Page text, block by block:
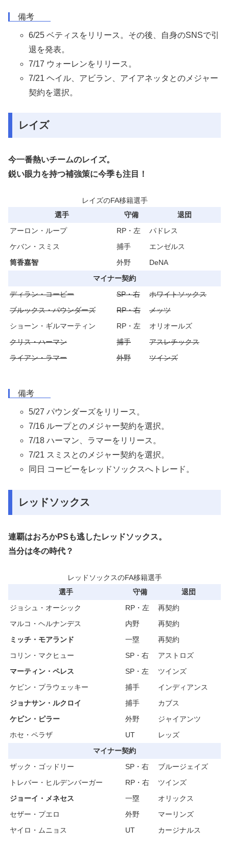
備考
6/25 ベティスをリリース。その後、自身のSNSで引
退を発表。
7/17 ウォーレンをリリース。
7/21 ヘイル、アビラン、アイアネッタとのメジャー
契約を選択。
レイズ
今一番熱いチームのレイズ。
鋭い眼力を持つ補強策に今季も注目！
レイズのFA移籍選手
選手
守備
退団
アーロン・ループ
RP・左
パドレス
ケバン・スミス
捕手
エンゼルス
筒香嘉智
外野
DeNA
マイナー契約
ディラン・コービー
SP・右
ホワイトソックス
ブルックス・パウンダーズ
RP・右
メッツ
ショーン・ギルマーティン
RP・左
オリオールズ
クリス・ハーマン
捕手
アスレチックス
ライアン・ラマー
外野 ツインズ
備考
5/27 パウンダーズをリリース。
7/16 ループとのメジャー契約を選択。
7/18 ハーマン、ラマーをリリース。
7/21 スミスとのメジャー契約を選択。
同日 コービーをレッドソックスへトレード。
レッドソックス
連覇はおろかPSも逃したレッドソックス。
当分は冬の時代？
レッドソックスのFA移籍選手
選手
守備
退団
ジョシュ・オーシック
RP・左
再契約
マルコ・ヘルナンデス
内野
再契約
ミッチ・モアランド
一塁
再契約
コリン・マクヒュー
SP・右
アストロズ
マーティン・ペレス
SP・左
ツインズ
ケビン・プラウェッキー
捕手
インディアンス
ジョナサン・ルクロイ
捕手
カブス
ケビン・ピラー
外野
ジャイアンツ
ホセ・ペラザ
UT
レッズ
マイナー契約
ザック・ゴッドリー
SP・右
ブルージェイズ
トレバー・ヒルデンバーガー
RP・右
ツインズ
ジョーイ・メネセス
一塁
オリックス
セザー・プエロ
外野
マーリンズ
ヤイロ・ムニョス
UT カージナルス